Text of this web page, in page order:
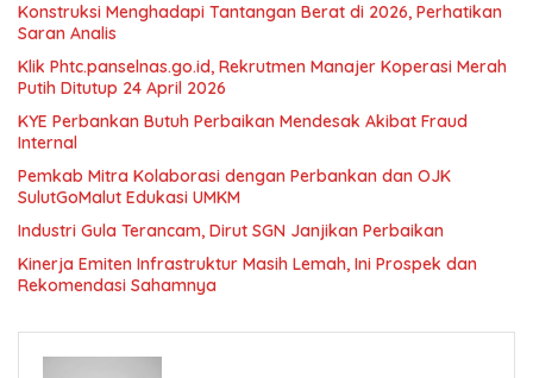
Konstruksi Menghadapi Tantangan Berat di 2026, Perhatikan
Saran Analis
Klik Phtc.panselnas.go.id, Rekrutmen Manajer Koperasi Merah
Putih Ditutup 24 April 2026
KYE Perbankan Butuh Perbaikan Mendesak Akibat Fraud
Internal
Pemkab Mitra Kolaborasi dengan Perbankan dan OJK
SulutGoMalut Edukasi UMKM
Industri Gula Terancam, Dirut SGN Janjikan Perbaikan
Kinerja Emiten Infrastruktur Masih Lemah, Ini Prospek dan
Rekomendasi Sahamnya